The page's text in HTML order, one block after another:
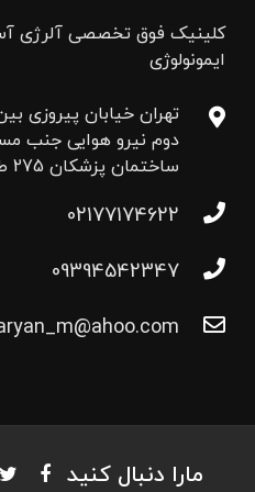
کلینیک فوق تخصصی آلرژی
ایمونولوژی
تهران خیابان پیروزی
دوم نیرو هوایی جنب
ساختمان پزشکان 275 طبقه 4 واحد 9
02177174622
09394542347
مارا دنبال کنید